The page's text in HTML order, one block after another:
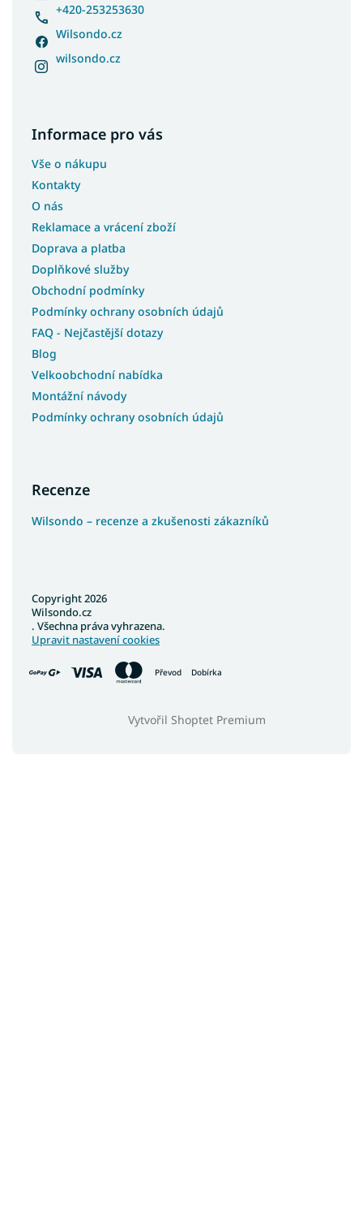
+420-253253630
Wilsondo.cz
wilsondo.cz
Informace pro vás
Vše o nákupu
Kontakty
O nás
Reklamace a vrácení zboží
Doprava a platba
Doplňkové služby
Obchodní podmínky
Podmínky ochrany osobních údajů
FAQ - Nejčastější dotazy
Blog
Velkoobchodní nabídka
Montážní návody
Podmínky ochrany osobních údajů
Recenze
Wilsondo – recenze a zkušenosti zákazníků
Převod Dobírka
Vytvořil Shoptet Premium
Copyright 2026
Wilsondo.cz
. Všechna práva vyhrazena.
Upravit nastavení cookies